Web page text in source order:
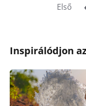
Első
Inspirálódjon